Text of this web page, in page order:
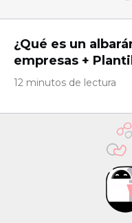
¿Qué es un
empresas +
12 minutos de lectura